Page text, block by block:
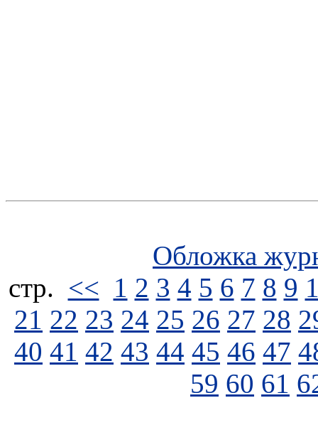
Обложка
стp. << 1 2 3 4 5 6 7 8 9
21 22 23 24 25 26 27 28
40 41 42 43 44 45 46 47
59 60 61